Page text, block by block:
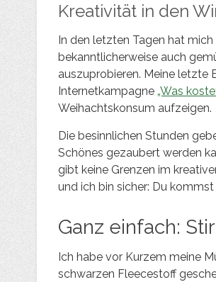
Kreativität in den
In den letzten Tagen hat
bekanntlicherweise auch
auszuprobieren. Meine letzte
Internetkampagne „Was
Weihachtskonsum aufzeigen.
Die besinnlichen Stunden
Schönes gezaubert werden
gibt keine Grenzen im
und ich bin sicher: Du
Ganz einfach:
Ich habe vor Kurzem meine
schwarzen Fleecestoff